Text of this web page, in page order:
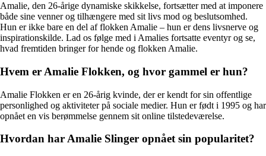
Amalie, den 26-årige dynamiske skikkelse, fortsætter med at imponere
både sine venner og tilhængere med sit livs mod og beslutsomhed.
Hun er ikke bare en del af flokken Amalie – hun er dens livsnerve og
inspirationskilde. Lad os følge med i Amalies fortsatte eventyr og se,
hvad fremtiden bringer for hende og flokken Amalie.
Hvem er Amalie Flokken, og hvor gammel er hun?
Amalie Flokken er en 26-årig kvinde, der er kendt for sin offentlige
personlighed og aktiviteter på sociale medier. Hun er født i 1995 og har
opnået en vis berømmelse gennem sit online tilstedeværelse.
Hvordan har Amalie Slinger opnået sin popularitet?